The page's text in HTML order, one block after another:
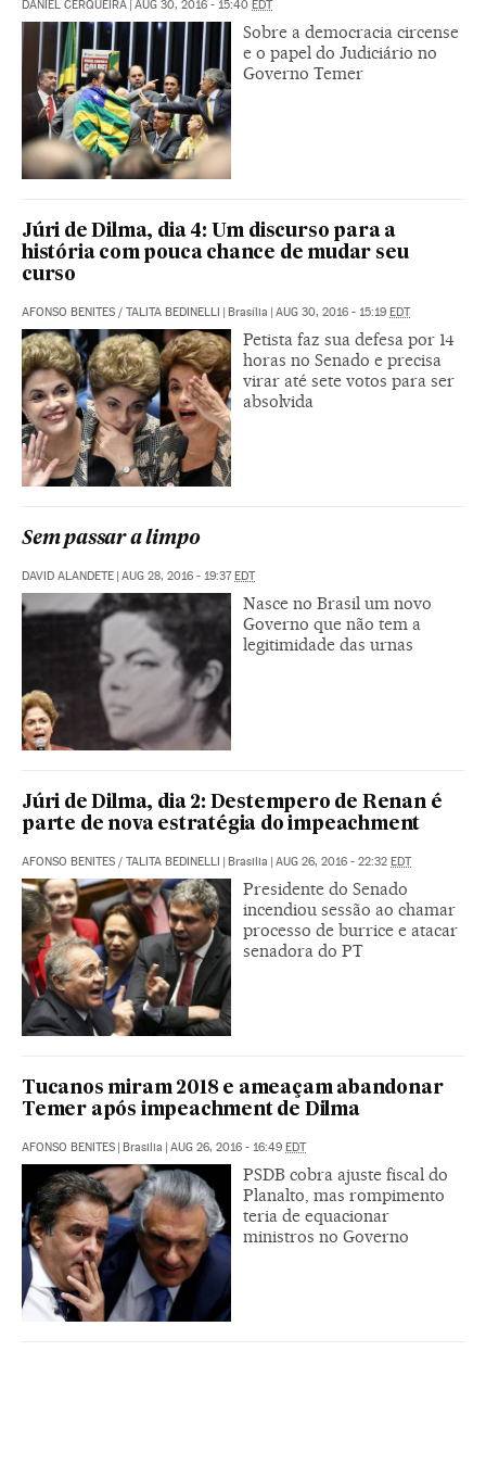
DANIEL CERQUEIRA | AUG 30, 2016 - 15:40 EDT
Sobre a democracia circense
e o papel do Judiciário no
Governo Temer
Júri de Dilma, dia 4: Um discurso para a
história com pouca chance de mudar seu
curso
AFONSO BENITES / TALITA BEDINELLI | Brasília | AUG 30, 2016 - 15:19 EDT
Petista faz sua defesa por 14
horas no Senado e precisa
virar até sete votos para ser
absolvida
Sem passar a limpo
DAVID ALANDETE | AUG 28, 2016 - 19:37EDT
Nasce no Brasil um novo
Governo que não tem a
legitimidade das urnas
Júri de Dilma, dia 2: Destempero de Renan é
parte de nova estratégia do impeachment
AFONSO BENITES / TALITA BEDINELLI | Brasilia | AUG 26, 2016 - 22:32 EDT
Presidente do Senado
incendiou sessão ao chamar
processo de burrice e atacar
senadora do PT
Tucanos miram 2018 e ameaçam abandonar
Temer após impeachment de Dilma
AFONSO BENITES | Brasilia | AUG 26, 2016 - 16:49 EDT
PSDB cobra ajuste fiscal do
Planalto, mas rompimento
teria de equacionar
ministros no Governo